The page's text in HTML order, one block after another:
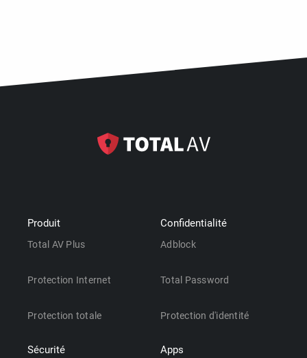
Produit
Total AV Plus
Protection Internet
Protection totale
Sécurité
Confidentialité
Adblock
Total Password
Protection d'identité
Apps